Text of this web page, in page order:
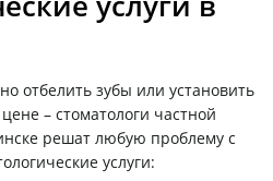
отбелить зубы или установить
– стоматологи частной
решат любую проблему с
услуги: